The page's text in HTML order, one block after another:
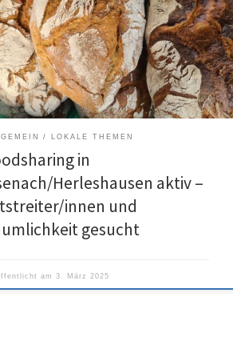
LOKALE THEMEN
in
Herleshausen aktiv –
innen und
gesucht
am3. März 2025